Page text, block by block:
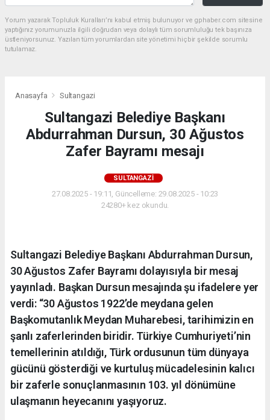
Yorum yazarak Topluluk Kuralları’nı kabul etmiş bulunuyor ve gphaber.com sitesine
yaptığınız yorumunuzla ilgili doğrudan veya dolaylı tüm sorumluluğu tek başınıza
üstleniyorsunuz. Yazılan tüm yorumlardan site yönetimi hiçbir şekilde sorumlu
tutulamaz.
Anasayfa Sultangazi
Sultangazi Belediye Başkanı
Abdurrahman Dursun, 30 Ağustos
Zafer Bayramı mesajı
SULTANGAZI
27.08.2025 - 19:11, Güncelleme: 29.08.2025 - 10:23
24280+ kez okundu.
Sultangazi Belediye Başkanı Abdurrahman Dursun,
30 Ağustos Zafer Bayramı dolayısıyla bir mesaj
yayınladı. Başkan Dursun mesajında şu ifadelere yer
verdi: “30 Ağustos 1922’de meydana gelen
Başkomutanlık Meydan Muharebesi, tarihimizin en
şanlı zaferlerinden biridir. Türkiye Cumhuriyeti’nin
temellerinin atıldığı, Türk ordusunun tüm dünyaya
gücünü gösterdiği ve kurtuluş mücadelesinin kalıcı
bir zaferle sonuçlanmasının 103. yıl dönümüne
ulaşmanın heyecanını yaşıyoruz.